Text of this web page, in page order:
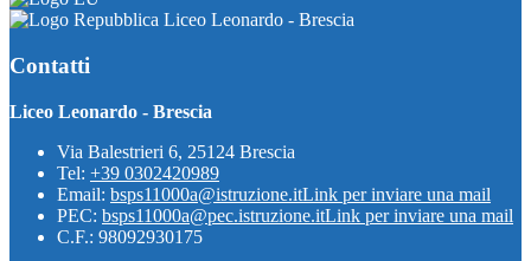
Liceo Leonardo - Brescia
Contatti
Liceo Leonardo - Brescia
Via Balestrieri 6, 25124 Brescia
Tel: +39 0302420989
Email: bsps11000a@istruzione.itLink per inviare una mail
PEC: bsps11000a@pec.istruzione.itLink per inviare una mail
C.F.: 98092930175